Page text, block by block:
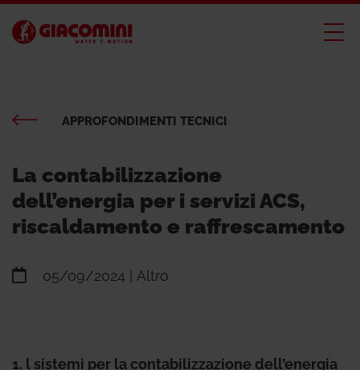
APPROFONDIMENTI TECNICI
La contabilizzazione
dell’energia per i servizi ACS,
riscaldamento e raffrescamento
05/09/2024 | Altro
1. l sistemi per la contabilizzazione dell’energia